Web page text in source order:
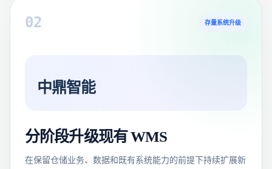
02 存量系统升级
中鼎智能
分阶段升级现有 WMS
在保留仓储业务、数据和既有系统能力的前提下持续扩展新